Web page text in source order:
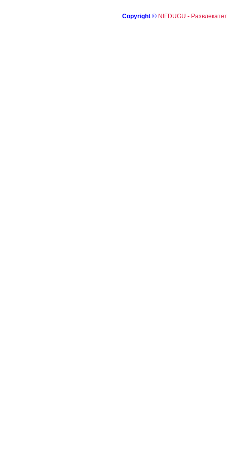
Copyright © NIFDUGU -